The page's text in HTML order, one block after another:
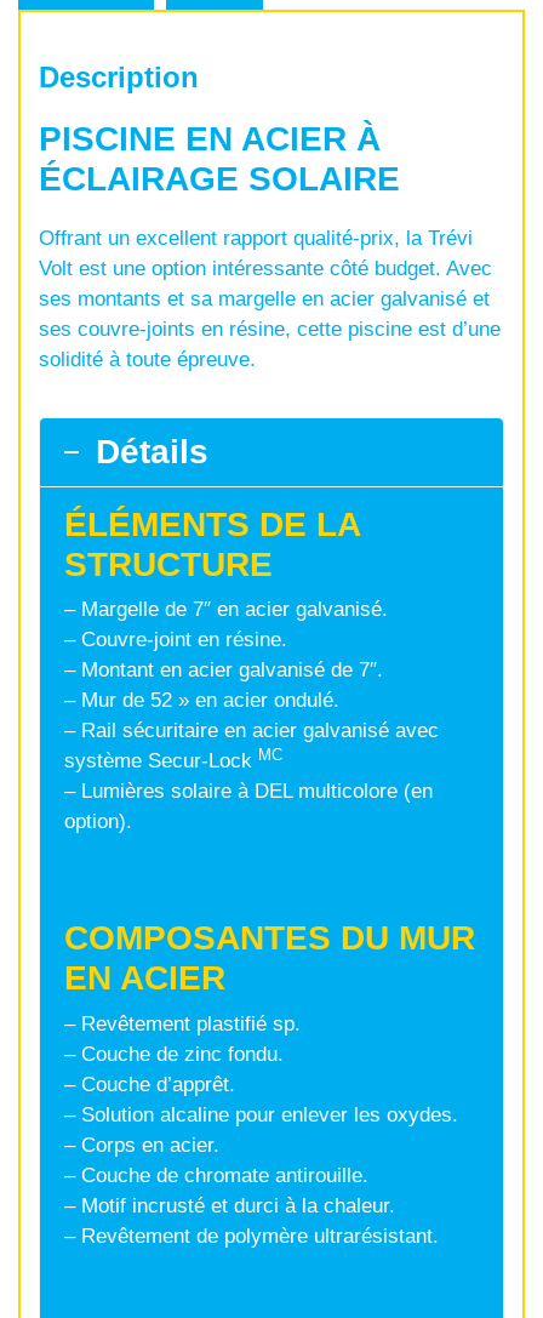
Description
PISCINE EN ACIER À
ÉCLAIRAGE SOLAIRE
Offrant un excellent rapport qualité-prix, la Trévi
Volt est une option intéressante côté budget. Avec
ses montants et sa margelle en acier galvanisé et
ses couvre-joints en résine, cette piscine est d’une
solidité à toute épreuve.
Détails
ÉLÉMENTS DE LA
STRUCTURE
– Margelle de 7″ en acier galvanisé.
– Couvre-joint en résine.
– Montant en acier galvanisé de 7″.
– Mur de 52 » en acier ondulé.
– Rail sécuritaire en acier galvanisé avec
système Secur-Lock MC
– Lumières solaire à DEL multicolore (en
option).
COMPOSANTES DU MUR
EN ACIER
– Revêtement plastifié sp.
– Couche de zinc fondu.
– Couche d’apprêt.
– Solution alcaline pour enlever les oxydes.
– Corps en acier.
– Couche de chromate antirouille.
– Motif incrusté et durci à la chaleur.
– Revêtement de polymère ultrarésistant.